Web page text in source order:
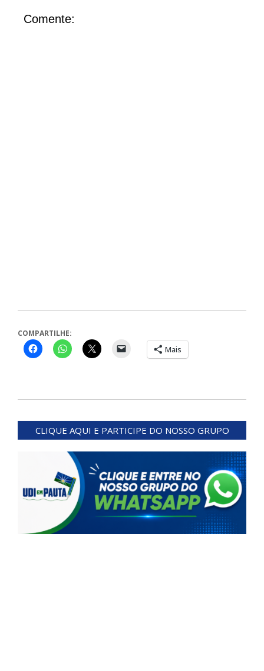
Comente:
COMPARTILHE:
Mais
02-
CLIQUE AQUI E PARTICIPE DO NOSSO GRUPO